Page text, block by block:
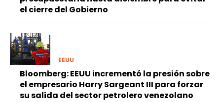
el cierre del Gobierno
EEUU
Bloomberg: EEUU incrementó la presión sobre
el empresario Harry Sargeant III para forzar
su salida del sector petrolero venezolano